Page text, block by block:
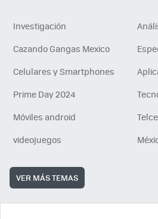
Investigación
Cazando Gangas Mexico
Celulares y Smartphones
Prime Day 2024
Móviles android
videojuegos
VER MÁS TEMAS